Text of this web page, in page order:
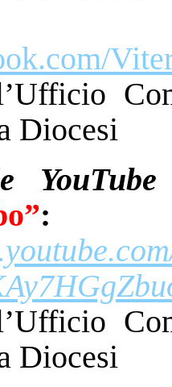
Diocesi
:
Diocesi